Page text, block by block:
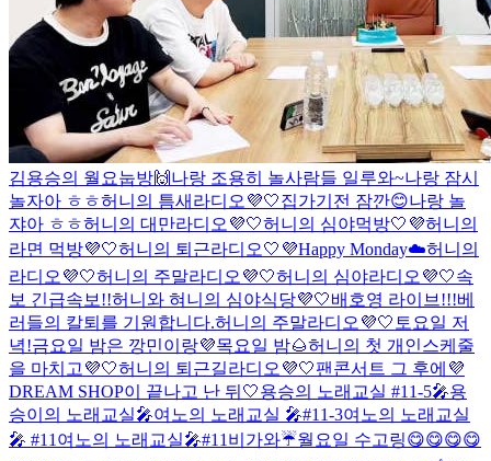
김용승의 월요눕방🙌 나랑 조용히 놀사람들 일루와~나랑 잠시
놀자아 ㅎㅎ허니의 틈새라디오💜🤍집가기전 잠깐😊나랑 놀
쟈아 ㅎㅎ허니의 대만라디오💜🤍허니의 심야먹방🤍💜허니의
라면 먹방💜🤍허니의 퇴근라디오🤍💜Happy Monday☁️허니의
라디오💜🤍허니의 주말라디오💜🤍허니의 심야라디오💜🤍속
보 긴급속보!!허니와 혀니의 심야식당💜🤍배호영 라이브!!!베
러들의 칼퇴를 기원합니다.허니의 주말라디오💜🤍 토요일 저
녁!금요일 밤은 깡민이랑💜목요일 밤🌰허니의 첫 개인스케줄
을 마치고💜🤍허니의 퇴근길라디오💜🤍팬콘서트 그 후에 💜
DREAM SHOP이 끝나고 난 뒤🤍용승의 노래교실 #11-5🎤용
승이의 노래교실🎤여노의 노래교실 🎤#11-3여노의 노래교실
🎤 #11 여노의 노래교실🎤#11 비가와☔️월요일 수고링😋😋😋😋